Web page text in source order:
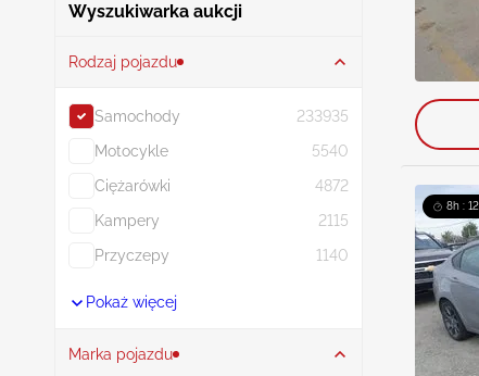
Wyszukiwarka aukcji
Rodzaj pojazdu
Samochody
233935
Motocykle
5540
Ciężarówki
4872
Kampery
2115
Przyczepy
1140
Pokaż więcej
Marka pojazdu
8h :